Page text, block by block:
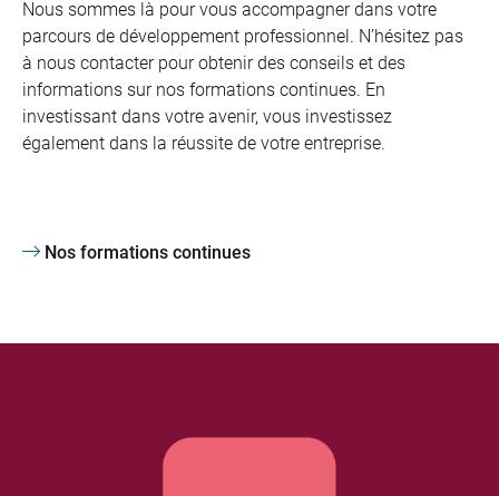
Nous sommes là pour vous accompagner dans votre
parcours de développement professionnel. N’hésitez pas
à nous contacter pour obtenir des conseils et des
informations sur nos formations continues. En
investissant dans votre avenir, vous investissez
également dans la réussite de votre entreprise.
Nos formations continues